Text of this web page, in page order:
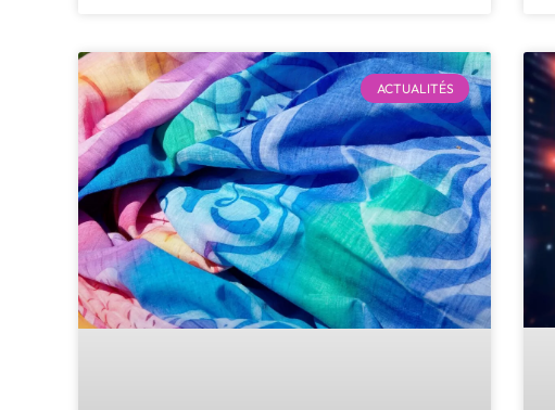
ACTUALITÉS